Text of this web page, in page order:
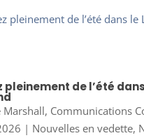
pleinement de l’été
Marshall, Communications
| Nouvelles en vedette,